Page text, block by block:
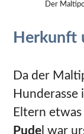
Der
Herkunft
Da der
Hunderasse
Eltern
Pude l war